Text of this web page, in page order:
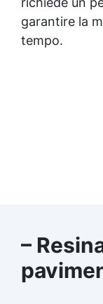
garantire la
tempo.
–